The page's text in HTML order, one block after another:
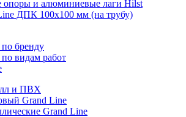
опоры и алюминиевые лаги Hilst
ДПК 100х100 мм (на трубу)
бренду
видам работ
и ПВХ
Grand Line
Grand Line